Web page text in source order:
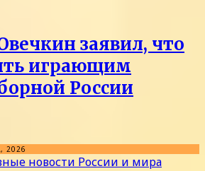
заявил, что
играющим
России
2026